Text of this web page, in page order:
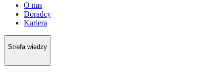
O nas
Doradcy
Kariera
Strefa wiedzy